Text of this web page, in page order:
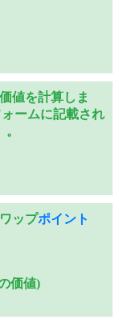
値を計算しま
ームに記載され
ップポイント
価値)